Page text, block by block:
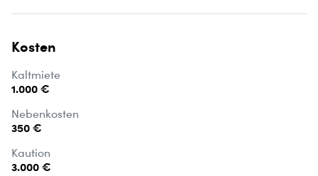
Kosten
Kaltmiete
1.000 €
Nebenkosten
350 €
Kaution
3.000 €